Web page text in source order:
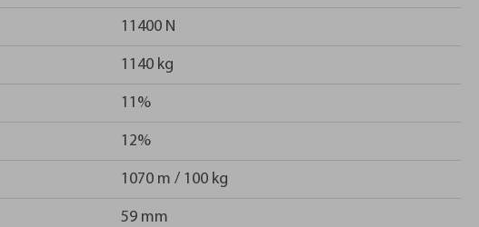
11400 N
1140 kg
11%
12%
1070 m / 100 kg
59 mm